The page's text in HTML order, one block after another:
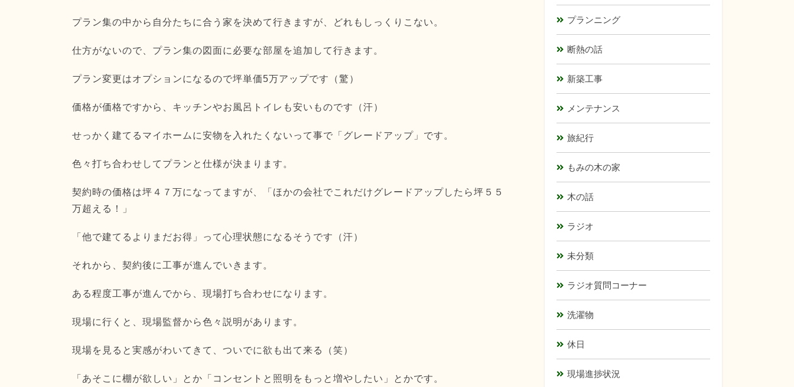
プラン集の中から自分たちに合う家を決めて行きますが、どれもしっくりこない。
仕方がないので、プラン集の図面に必要な部屋を追加して行きます。
プラン変更はオプションになるので坪単価5万アップです（驚）
価格が価格ですから、キッチンやお風呂トイレも安いものです（汗）
せっかく建てるマイホームに安物を入れたくないって事で「グレードアップ」です。
色々打ち合わせしてプランと仕様が決まります。
契約時の価格は坪４７万になってますが、「ほかの会社でこれだけグレードアップしたら坪５５
万超える！」
「他で建てるよりまだお得」って心理状態になるそうです（汗）
それから、契約後に工事が進んでいきます。
ある程度工事が進んでから、現場打ち合わせになります。
現場に行くと、現場監督から色々説明があります。
現場を見ると実感がわいてきて、ついでに欲も出て来る（笑）
「あそこに棚が欲しい」とか「コンセントと照明をもっと増やしたい」とかです。
プランニング
断熱の話
新築工事
メンテナンス
旅紀行
もみの木の家
木の話
ラジオ
未分類
ラジオ質問コーナー
洗濯物
休日
現場進捗状況